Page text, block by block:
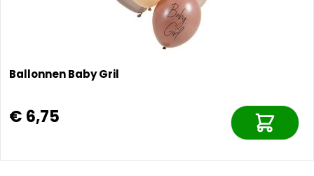
Ballonnen Baby Gril
€ 6,75